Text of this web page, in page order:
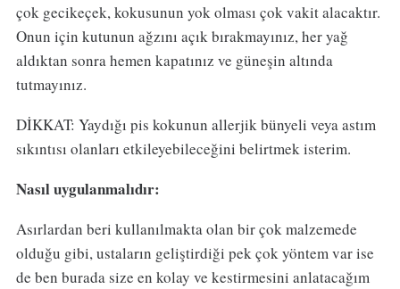
çok gecikeçek, kokusunun yok olması çok vakit alacaktır.
Onun için kutunun ağzını açık bırakmayınız, her yağ
aldıktan sonra hemen kapatınız ve güneşin altında
tutmayınız.
DİKKAT: Yaydığı pis kokunun allerjik bünyeli veya astım
sıkıntısı olanları etkileyebileceğini belirtmek isterim.
Nasıl uygulanmalıdır:
Asırlardan beri kullanılmakta olan bir çok malzemede
olduğu gibi, ustaların geliştirdiği pek çok yöntem var ise
de ben burada size en kolay ve kestirmesini anlatacağım